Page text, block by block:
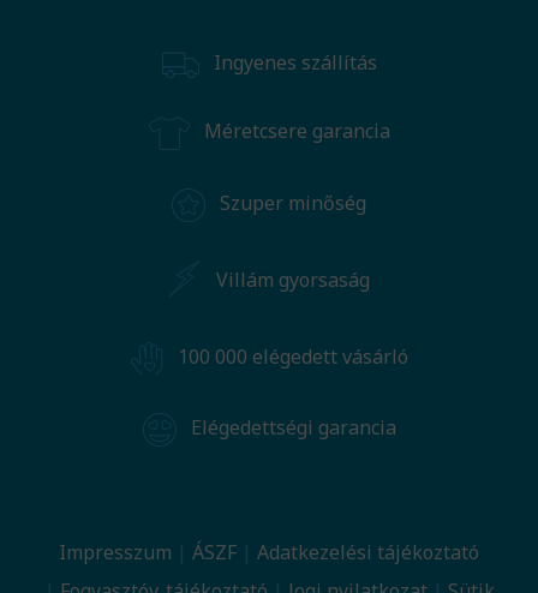
Ingyenes szállítás
Méretcsere garancia
Szuper minőség
Villám gyorsaság
100 000 elégedett vásárló
Elégedettségi garancia
Impresszum ÁSZF
Adatkezelési tájékoztató